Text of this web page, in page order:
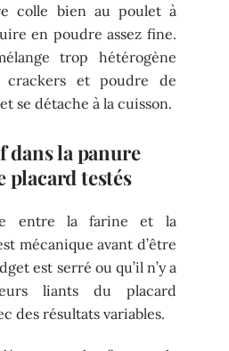
colle bien au poulet à
en poudre assez fine.
trop hétérogène
crackers et poudre de
se détache à la cuisson.
dans la panure
placard testés
entre la farine et la
mécanique avant d’être
est serré ou qu’il n’y a
liants du placard
des résultats variables.